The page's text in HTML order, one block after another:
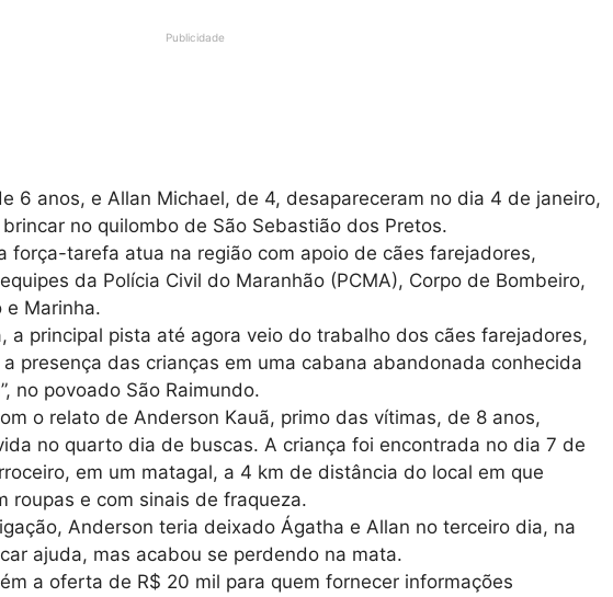
Publicidade
6 anos, e Allan Michael, de 4, desapareceram no dia 4 de janeiro,
no quilombo de São Sebastião dos Pretos.
força-tarefa atua na região com apoio de cães farejadores,
da Polícia Civil do Maranhão (PCMA), Corpo de Bombeiro,
e Marinha.
a principal pista até agora veio do trabalho dos cães farejadores,
presença das crianças em uma cabana abandonada conhecida
no povoado São Raimundo.
o relato de Anderson Kauã, primo das vítimas, de 8 anos,
no quarto dia de buscas. A criança foi encontrada no dia 7 de
em um matagal, a 4 km de distância do local em que
roupas e com sinais de fraqueza.
Anderson teria deixado Ágatha e Allan no terceiro dia, na
ajuda, mas acabou se perdendo na mata.
a oferta de R$ 20 mil para quem fornecer informações